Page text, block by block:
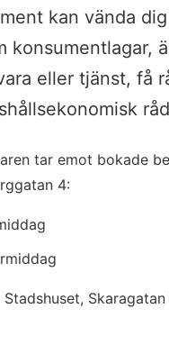
kan vända
konsumentlagar,
eller tjänst, få
tar emot bokade
4:
Skaragatan